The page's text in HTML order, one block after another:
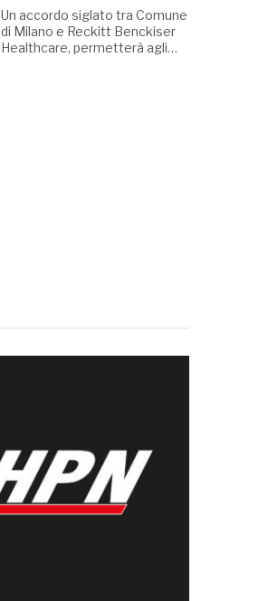
Un accordo siglato tra Comune
di Milano e Reckitt Benckiser
Healthcare, permetterà agli…